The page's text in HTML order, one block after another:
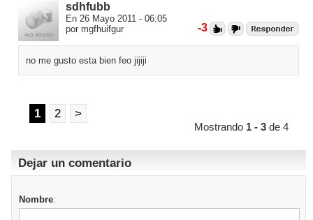
sdhfubb
En 26 Mayo 2011 - 06:05
por mgfhuifgur
-3
no me gusto esta bien feo jijiji
1 2 >
Mostrando 1 - 3 de 4
Dejar un comentario
Nombre: